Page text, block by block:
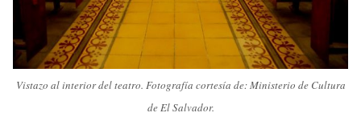
Vistazo al interior del teatro. Fotografía cortesía de: Ministerio de Cultura
de El Salvador.